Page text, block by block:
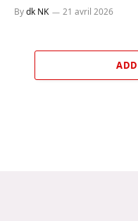
Bydk NK 21 avril 2026